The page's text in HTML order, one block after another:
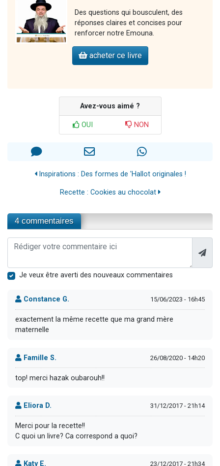
Des questions qui bousculent, des
réponses claires et concises pour
renforcer notre Emouna.
acheter ce livre
Avez-vous aimé ?
OUI NON
Inspirations : Des formes de 'Hallot originales !
Recette : Cookies au chocolat
4 commentaires
Je veux être averti des nouveaux commentaires
Constance G. 15/06/2023 - 16h45
exactement la même recette que ma grand mère
maternelle
Famille S. 26/08/2020 - 14h20
top! merci hazak oubarouh!!
Eliora D. 31/12/2017 - 21h14
Merci pour la recette!!
C quoi un livre? Ca correspond a quoi?
Katy E. 23/12/2017 - 21h34